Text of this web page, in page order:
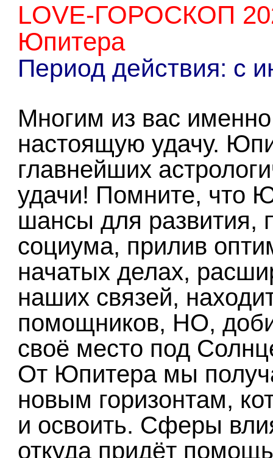
LOVE-ГОРОСКОП
Юпитера
Период действия: c
Многим из вас именно
настоящую удачу.
главнейших
удачи! Помните, что
шансы для развития,
социума, прилив
начатых делах,
наших связей,
помощников, НО,
своё место под
От Юпитера мы
новым горизонтам,
и освоить. Сферы
откуда придёт